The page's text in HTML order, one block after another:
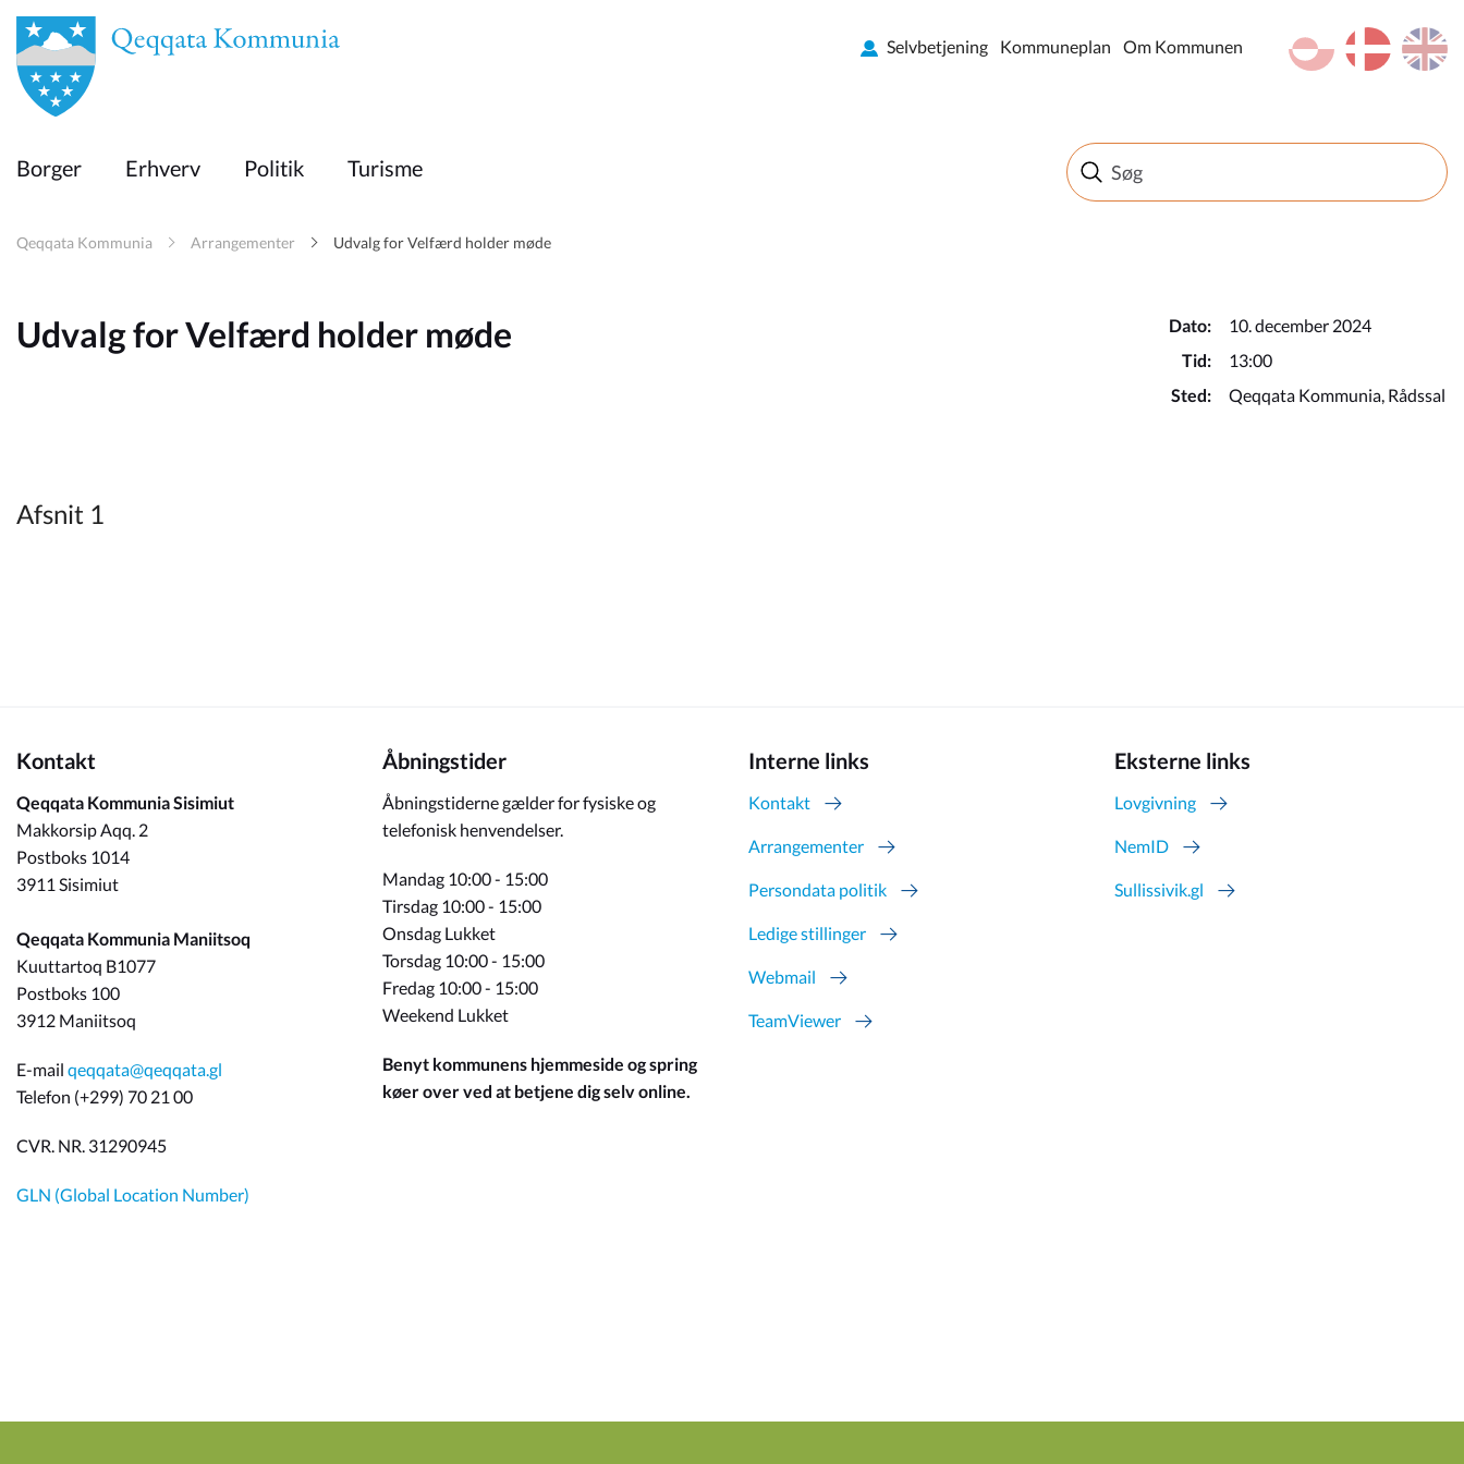
en
Borger
Erhverv
Politik
Turisme
en
da
kl-GL
Selvbetjening Kommuneplan Om Kommunen
Borger Erhverv Politik Turisme
Qeqqata Kommunia Arrangementer Udvalg for Velfærd holder møde
Udvalg for Velfærd holder møde Dato:
10. december 2024
Tid:
13:00
Sted:
Qeqqata Kommunia, Rådssal
Afsnit 1
Kontakt
Qeqqata Kommunia Sisimiut
Makkorsip Aqq. 2
Postboks 1014
3911 Sisimiut
Qeqqata Kommunia Maniitsoq
Kuuttartoq B1077
Postboks 100
3912 Maniitsoq
E-mail qeqqata@qeqqata.gl
Telefon (+299) 70 21 00
CVR. NR. 31290945
GLN (Global Location Number)
Åbningstider
Åbningstiderne gælder for fysiske og
telefonisk henvendelser.
Mandag 10:00 - 15:00
Tirsdag 10:00 - 15:00
Onsdag Lukket
Torsdag 10:00 - 15:00
Fredag 10:00 - 15:00
Weekend Lukket
Benyt kommunens hjemmeside og spring
køer over ved at betjene dig selv online.
Interne links
Kontakt
Arrangementer
Persondata politik
Ledige stillinger
Webmail
TeamViewer
Eksterne links
Lovgivning
NemID
Sullissivik.gl